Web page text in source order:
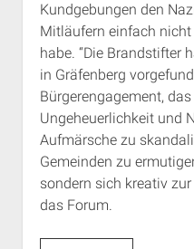
Kundgebungen den
Mitläufern einfach nicht
habe. “Die Brandstifter
in Gräfenberg
Bürgerengagement,
Ungeheuerlichkeit und
Aufmärsche zu
Gemeinden zu
sondern sich kreativ
das Forum.